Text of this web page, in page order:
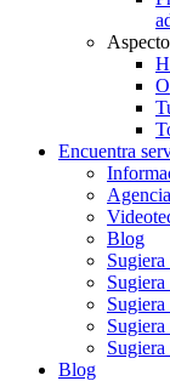
Encuentra
Blog
Blog